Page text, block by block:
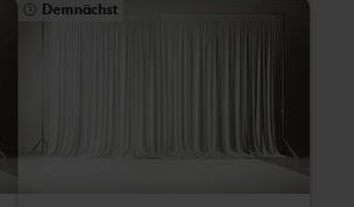
Demnächst